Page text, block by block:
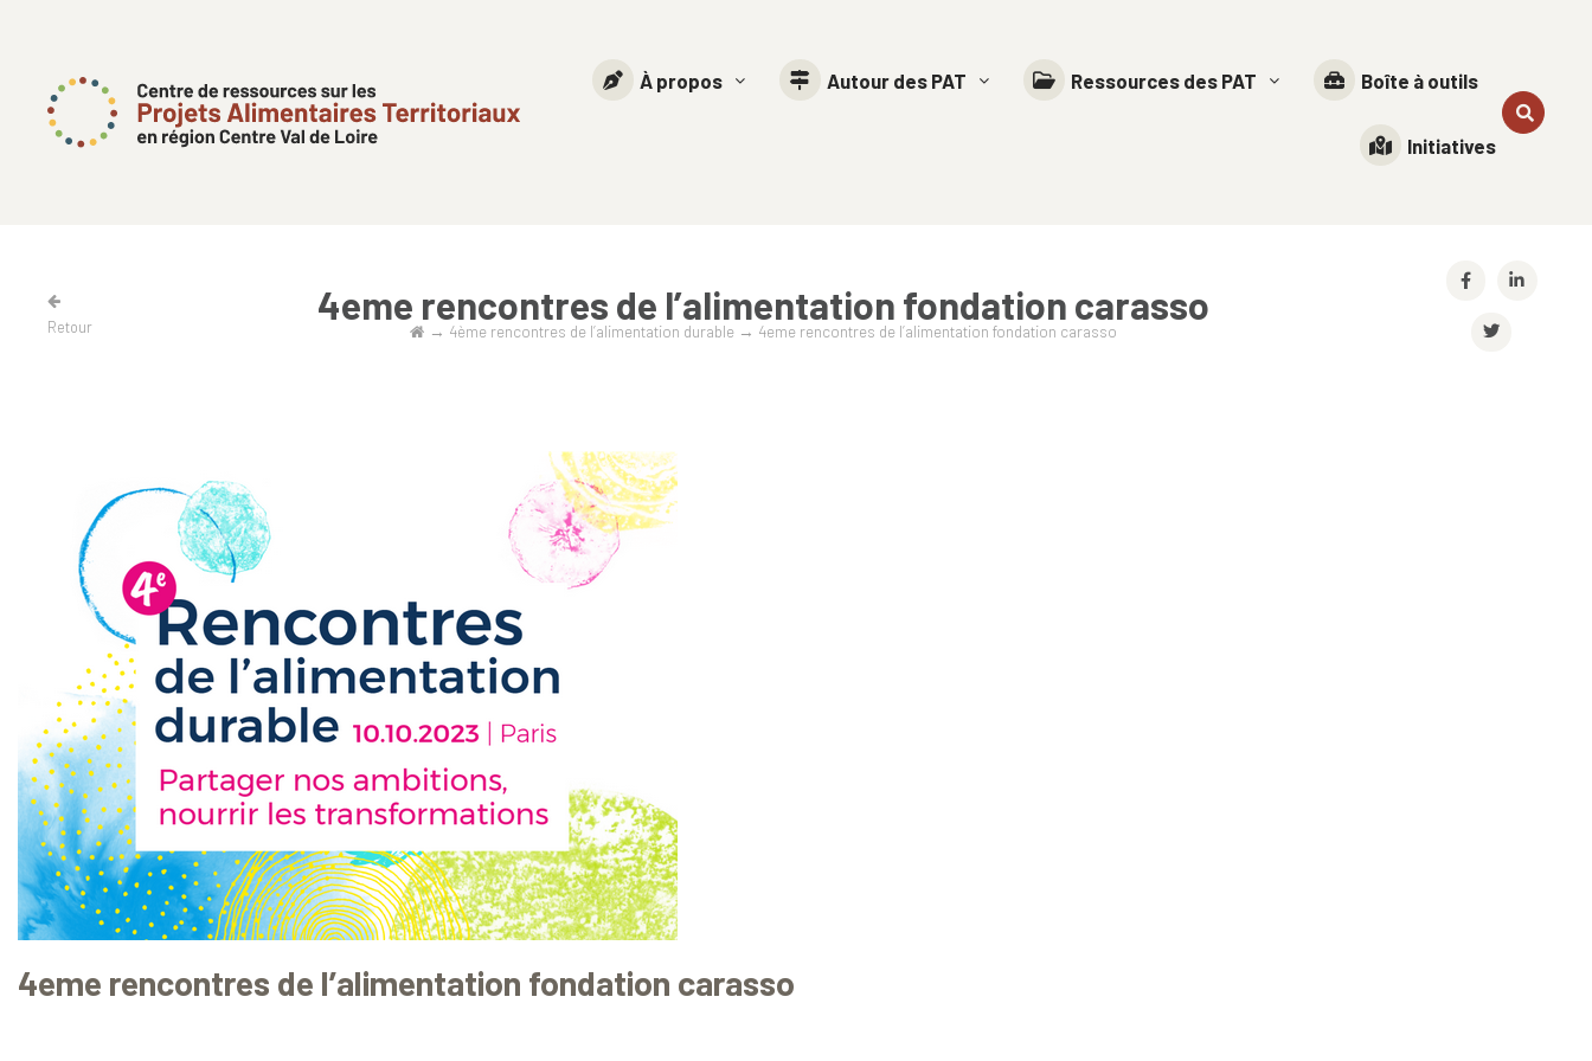
À propos Autour des PAT Ressources des PAT Boîte à outils
Initiatives
Retour 4eme rencontres de l’alimentation fondation carasso
→ 4ème rencontres de l’alimentation durable → 4eme rencontres de l’alimentation fondation carasso
4eme rencontres de l’alimentation fondation carasso